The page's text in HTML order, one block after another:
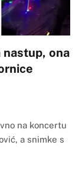
nastup, ona
na koncertu
a snimke s